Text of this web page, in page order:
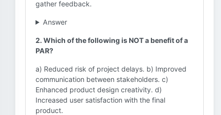
gather feedback.
Answer
2. Which of the following is NOT a benefit of a
PAR?
a) Reduced risk of project delays. b) Improved
communication between stakeholders. c)
Enhanced product design creativity. d)
Increased user satisfaction with the final
product.